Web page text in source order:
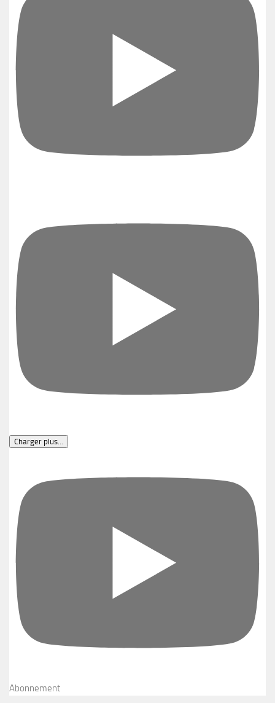
Charger plus…
Abonnement